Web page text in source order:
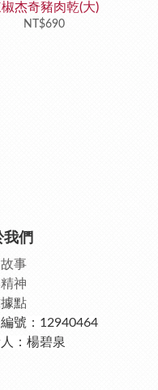
杰奇豬肉乾(大)
NT$690
我們
事
神
點
號：12940464
：楊碧泉